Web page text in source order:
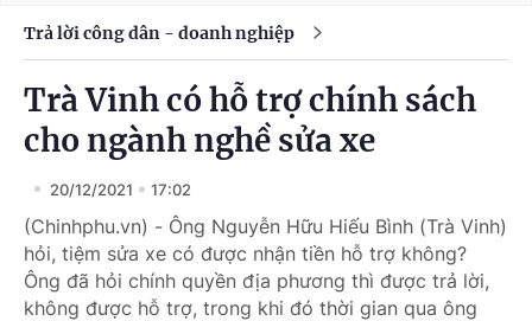
Trả lời công dân - doanh nghiệp
Trà Vinh có hỗ trợ chính sách
cho ngành nghề sửa xe
20/12/2021 17:02
(Chinhphu.vn) - Ông Nguyễn Hữu Hiếu Bình (Trà Vinh)
hỏi, tiệm sửa xe có được nhận tiền hỗ trợ không?
Ông đã hỏi chính quyền địa phương thì được trả lời,
không được hỗ trợ, trong khi đó thời gian qua ông